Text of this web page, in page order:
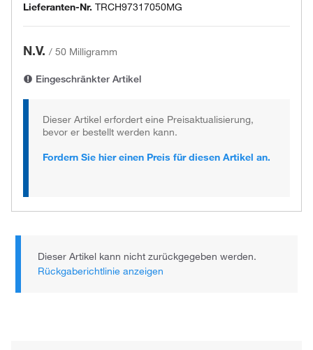
Lieferanten-Nr. TRCH97317050MG
N.V. / 50 Milligramm
Eingeschränkter Artikel
Dieser Artikel erfordert eine Preisaktualisierung,
bevor er bestellt werden kann.
Fordern Sie hier einen Preis für diesen Artikel an.
Dieser Artikel kann nicht zurückgegeben werden.
Rückgaberichtlinie anzeigen